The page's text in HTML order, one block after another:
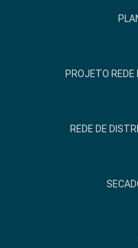
PROJETO REDE
REDE DE